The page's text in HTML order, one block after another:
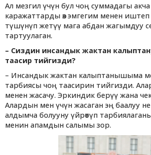
Ал мезгил үчүн бул чоң суммадагы
каражаттарды өз эмгегим менен
түшүнүп жетүү мага абдан жагымдуу
тартуулаган.
– Сиздин инсандык жактан
таасир тийгизди?
– Инсандык жактан калыптанышыма
тарбиясы чоң таасирин тийгизди.
менен жасачу. Эркиндик берүү жана
Алардын мен үчүн жасаган эң баалуу
алдымча болууну үйрөтүп
менин апамдын салымы зор.